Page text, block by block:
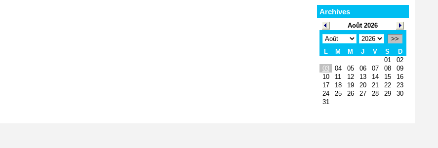
Archives
Août 2026
>>
L
M M J V S
D
01
02
03
04 05 06 07 08
09
10
11 12 13 14 15
16
17
18 19 20 21 22
23
24
25 26 27 28 29
30
31